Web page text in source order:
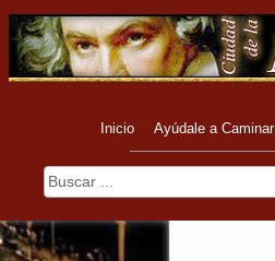
Inicio Ayúdale a Caminar